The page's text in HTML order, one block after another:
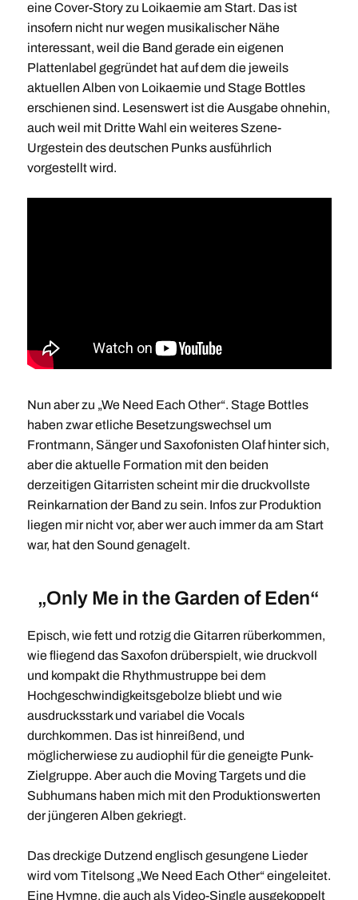
eine Cover-Story zu Loikaemie am Start. Das ist
insofern nicht nur wegen musikalischer Nähe
interessant, weil die Band gerade ein eigenen
Plattenlabel gegründet hat auf dem die jeweils
aktuellen Alben von Loikaemie und Stage Bottles
erschienen sind. Lesenswert ist die Ausgabe ohnehin,
auch weil mit Dritte Wahl ein weiteres Szene-
Urgestein des deutschen Punks ausführlich
vorgestellt wird.
Nun aber zu „We Need Each Other“. Stage Bottles
haben zwar etliche Besetzungswechsel um
Frontmann, Sänger und Saxofonisten Olaf hinter sich,
aber die aktuelle Formation mit den beiden
derzeitigen Gitarristen scheint mir die druckvollste
Reinkarnation der Band zu sein. Infos zur Produktion
liegen mir nicht vor, aber wer auch immer da am Start
war, hat den Sound genagelt.
„Only Me in the Garden of Eden“
Episch, wie fett und rotzig die Gitarren rüberkommen,
wie fliegend das Saxofon drüberspielt, wie druckvoll
und kompakt die Rhythmustruppe bei dem
Hochgeschwindigkeitsgebolze bliebt und wie
ausdrucksstark und variabel die Vocals
durchkommen. Das ist hinreißend, und
möglicherwiese zu audiophil für die geneigte Punk-
Zielgruppe. Aber auch die Moving Targets und die
Subhumans haben mich mit den Produktionswerten
der jüngeren Alben gekriegt.
Das dreckige Dutzend englisch gesungene Lieder
wird vom Titelsong „We Need Each Other“ eingeleitet.
Eine Hymne, die auch als Video-Single ausgekoppelt